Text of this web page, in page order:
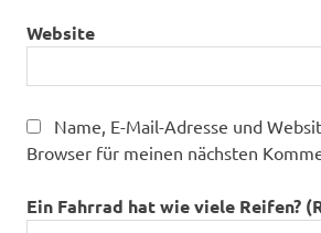
Website
Name, E-Mail-Adresse und
Browser für meinen nächsten
Ein Fahrrad hat wie viele Reifen?